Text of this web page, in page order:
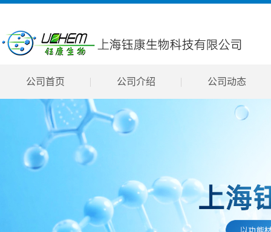
公司首页 公司介绍 公司动态